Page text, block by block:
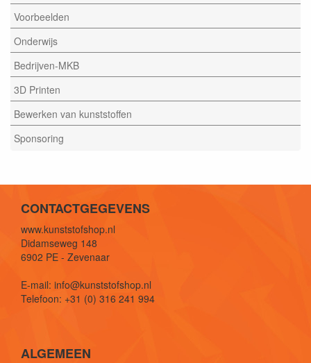
Voorbeelden
Onderwijs
Bedrijven-MKB
3D Printen
Bewerken van kunststoffen
Sponsoring
CONTACTGEGEVENS
www.kunststofshop.nl
Didamseweg 148
6902 PE - Zevenaar
E-mail: info@kunststofshop.nl
Telefoon: +31 (0) 316 241 994
ALGEMEEN